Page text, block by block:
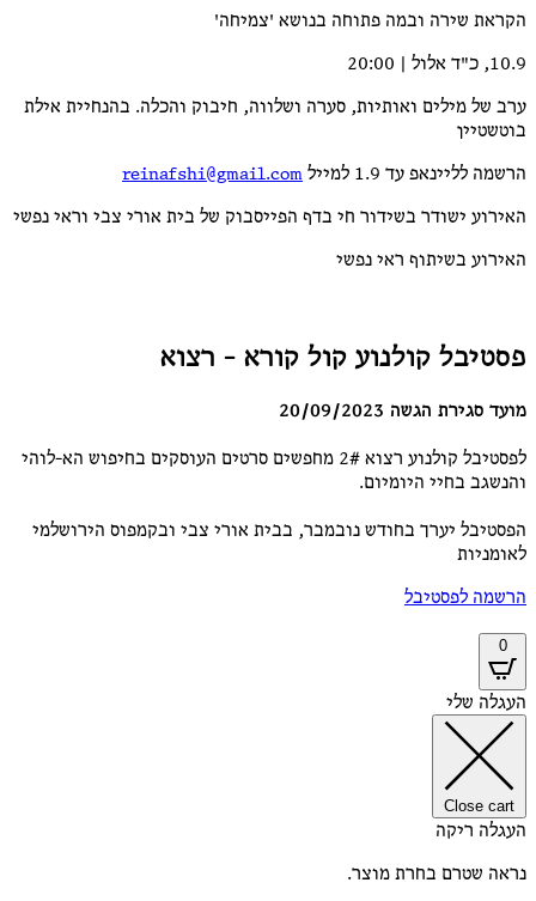
הקראת שירה ובמה פתוחה בנושא 'צמיחה'
10.9, כ"ד אלול | 20:00
ערב של מילים ואותיות, סערה ושלווה, חיבוק והכלה. בהנחיית אילת
בוטשטיין
הרשמה לליינאפ עד 1.9 למייל
reinafshi@gmail.com
האירוע ישודר בשידור חי בדף הפייסבוק של בית אורי צבי וראי נפשי
האירוע בשיתוף ראי נפשי
פסטיבל קולנוע קול קורא - רצוא
מועד סגירת הגשה 20/09/2023
לפסטיבל קולנוע רצוא 2# מחפשים סרטים העוסקים בחיפוש הא-לוהי
והנשגב בחיי היומיום.
הפסטיבל יערך בחודש נובמבר, בבית אורי צבי ובקמפוס הירושלמי
לאומניות
הרשמה לפסטיבל
0
העגלה שלי
Close cart
העגלה ריקה
נראה שטרם בחרת מוצר.